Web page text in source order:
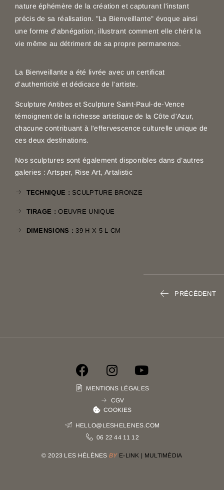
nature éphémère de la création et capturant l'instant
précis de sa réalisation. "La Bienveillante" évoque ainsi
une forme d'abnégation, illustrant comment elle chérit la
vie même au détriment de sa propre permanence.
La Bienveillante a été livrée avec un certificat
d'authenticité et dédicace de l'artiste.
Sculpture Antibes et Sculpture Saint-Paul-de-Vence
témoignent de la richesse artistique de la Côte d'Azur,
chacune contribuant à l'effervescence culturelle unique de
ces deux destinations.
Nos sculptures sont également disponibles dans d’autres
galeries :Artsper, Rise Art,Artalistic
TECHNIQUE : SCULPTURE BRONZE
TIRAGE :OEUVRE UNIQUE
DIMENSIONS : 39 H X 5 L CM
SUIVANT
© 2023 LES HÉLÈNESBY E-LINK | MULTIMÉDIA
HELLO@LESHELENES.COM
06 22 44 11 12
MENTIONS LÉGALES
CGV
COOKIES